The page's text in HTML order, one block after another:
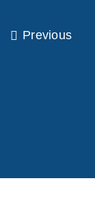
Previous